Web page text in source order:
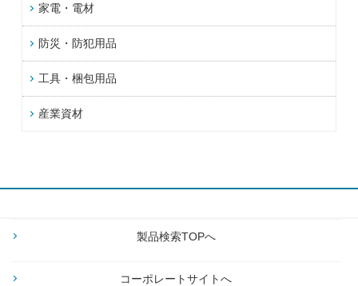
家電・電材
防災・防犯用品
工具・梱包用品
産業資材
製品検索TOPへ
コーポレートサイトへ